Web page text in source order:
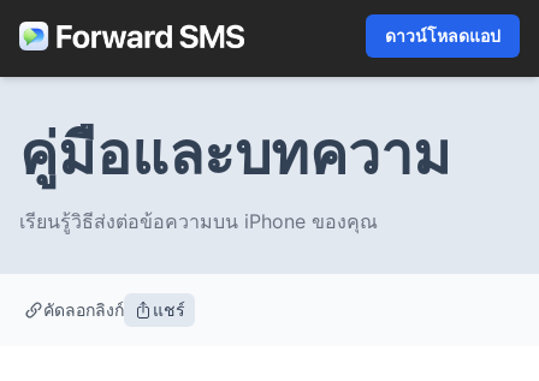
ดาวน์โหลดแอป
คู่มือและบทความ
เรียนรู้วิธีส่งต่อข้อความบน iPhone ของคุณ
คัดลอกลิงก์ แชร์